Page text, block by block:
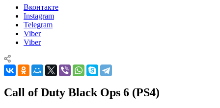
Вконтакте
Instagram
Telegram
Viber
Viber
Call of Duty Black Ops 6 (PS4)